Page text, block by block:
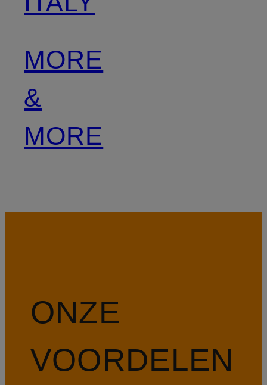
MORE
&
MORE
ONZE
VOORDELEN